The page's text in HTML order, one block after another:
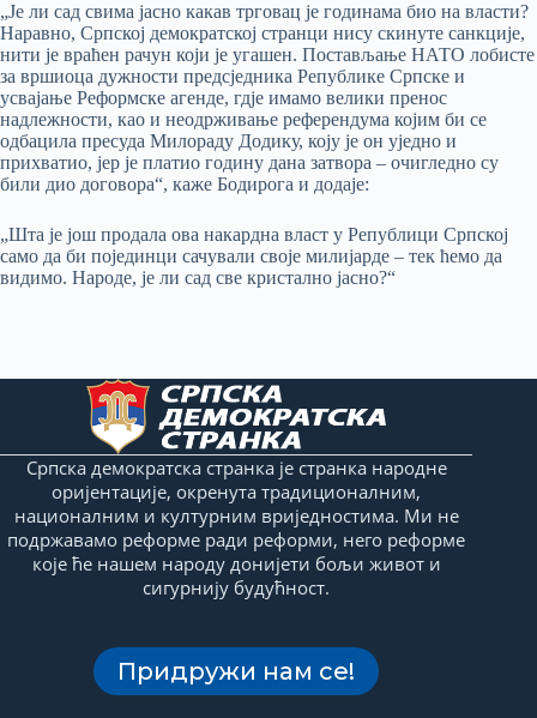
„Је ли сад свима јасно какав трговац је годинама био на власти?
Наравно, Српској демократској странци нису скинуте санкције,
нити је враћен рачун који је угашен. Постављање НАТО лобисте
за вршиоца дужности предсједника Републике Српске и
усвајање Реформске агенде, гдје имамо велики пренос
надлежности, као и неодрживање референдума којим би се
одбацила пресуда Милораду Додику, коју је он уједно и
прихватио, јер је платио годину дана затвора – очигледно су
били дио договора“, каже Бодирога и додаје:
„Шта је још продала ова накардна власт у Републици Српској
само да би појединци сачували своје милијарде – тек ћемо да
видимо. Народе, је ли сад све кристално јасно?“
Српска демократска странка је странка народне
оријентације, окренута традиционалним,
националним и културним вриједностима. Ми не
подржавамо реформе ради реформи, него реформе
које ће нашем народу донијети бољи живот и
сигурнију будућност.
Придружи нам се!